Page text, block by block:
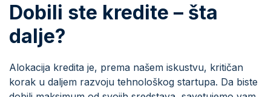
Dobili ste kredite – šta
dalje?
Alokacija kredita je, prema našem iskustvu, kritičan
korak u daljem razvoju tehnološkog startupa. Da biste